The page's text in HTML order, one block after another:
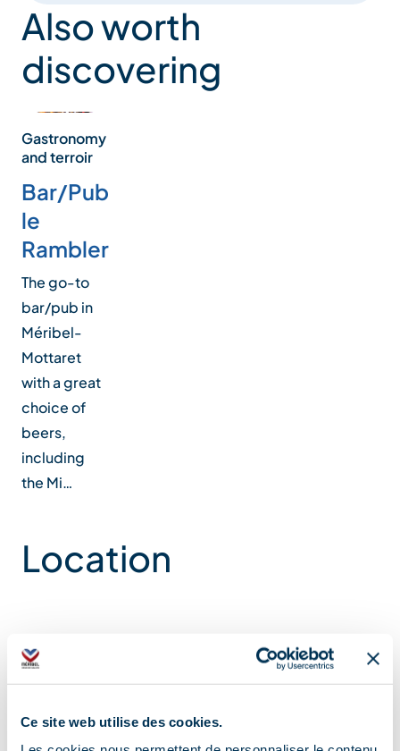
Ce site web utilise des cookies.
Also worth
discovering
Gastronomy
and terroir
Bar/Pub
le
Rambler
The go-to
bar/pub in
Méribel-
Mottaret
with a great
choice of
beers,
including
the Mi…
Location